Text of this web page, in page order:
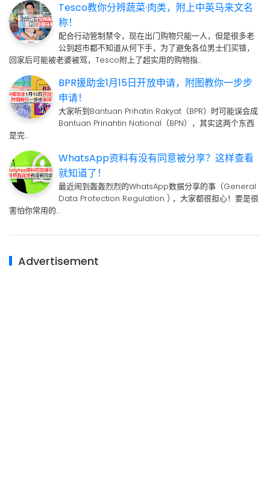
Tesco教你分辨蔬菜·肉类，附上中英马来文名
称！
配合行动管制禁令，现在出门购物只能一人，但是很多老
公到超市都不知道从何下手，为了避免各位男士们买错，
回家后可能被老婆被骂，Tesco附上了超实用的购物指…
BPR援助金1月15日开放申请，附图教你一步步
申请！
大家听到Bantuan Prihatin Rakyat（BPR）时可能误会成
Bantuan Prinahtin National（BPN），其实这两个东西
是完…
WhatsApp资料有没有同意被分享？这样查看
就知道了！
最近闹到轰轰烈烈的WhatsApp数据分享的事（General
Data Protection Regulation ) ，大家都很担心！要是很
害怕你常用的…
Advertisement